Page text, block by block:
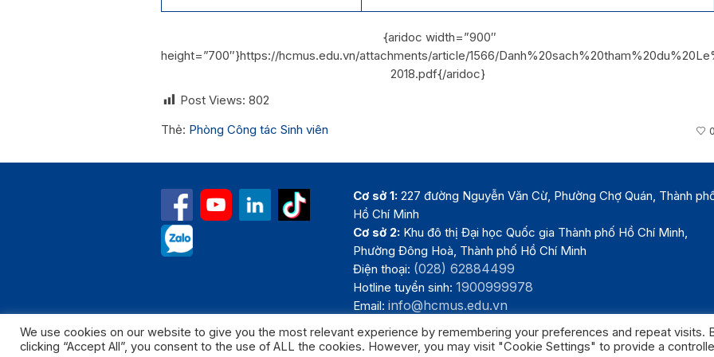
{aridoc width=”900″
height=”700″}https://hcmus.edu.vn/attachments/article/1566/
2018.pdf{/aridoc}
Post Views: 802
Thẻ: Phòng Công tác Sinh viên 0
Cơ sở 1: 227 đường Nguyễn Văn Cừ, Phường Chợ Quán, Thành
Hồ Chí Minh
Cơ sở 2: Khu đô thị Đại học Quốc gia Thành phố Hồ Chí Minh,
Phường Đông Hoà, Thành phố Hồ Chí Minh
Điện thoại: (028) 62884499
Hotline tuyển sinh:1900999978
Email:info@hcmus.edu.vn
Bản quyền thuộc Trường Đại học Khoa học tự nhiên, Đại học Quốc gia Thành phố Hồ Chí
We use cookies on our website to give you the most relevant experience by remembering your preferences and repeat visits.
clicking “Accept All”, you consent to the use of ALL the cookies. However, you may visit "Cookie Settings" to provide a